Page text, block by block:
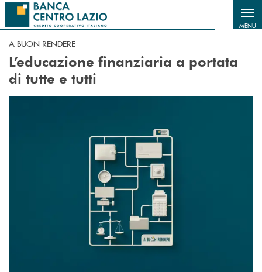
Salta al contenuto principale
MENU
A BUON RENDERE
L’educazione finanziaria a portata
di tutte e tutti